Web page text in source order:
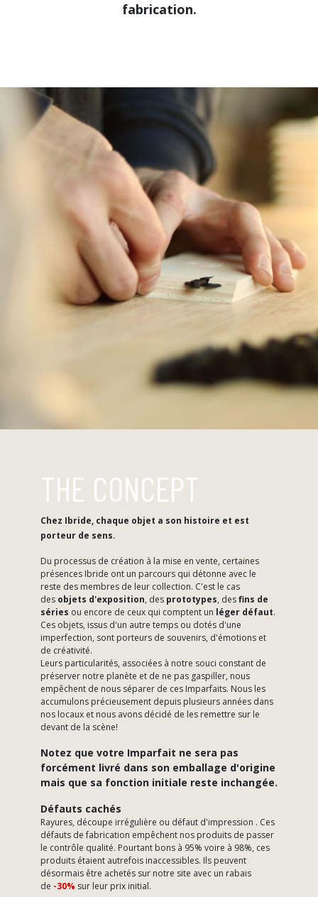
fabrication.
THE CONCEPT
Chez Ibride, chaque objet a son histoire et est
porteur de sens.
Du processus de création à la mise en vente, certaines
présences Ibride ont un parcours qui détonne avec le
reste des membres de leur collection. C'est le cas
des objets d'exposition, des prototypes, desfins de
séries ou encore de ceux qui comptent un léger défaut.
Ces objets, issus d'un autre temps ou dotés d'une
imperfection, sont porteurs de souvenirs, d'émotions et
de créativité.
Leurs particularités, associées à notre souci constant de
préserver notre planète et de ne pas gaspiller, nous
empêchent de nous séparer de ces Imparfaits. Nous les
accumulons précieusement depuis plusieurs années dans
nos locaux et nous avons décidé de les remettre sur le
devant de la scène!
Notez que votre Imparfait ne sera pas
forcément livré dans son emballage d'origine
mais que sa fonction initiale reste inchangée.
Défauts cachés
Rayures, découpe irrégulière ou défaut d'impression . Ces
défauts de fabrication empêchent nos produits de passer
le contrôle qualité. Pourtant bons à 95% voire à 98%, ces
produits étaient autrefois inaccessibles. Ils peuvent
désormais être achetés sur notre site avec un rabais
de -30% sur leur prix initial.